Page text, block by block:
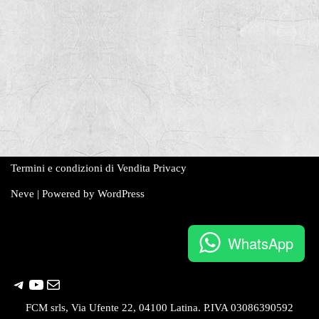
Termini e condizioni di Vendita Privacy
Neve | Powered by WordPress
WhatsApp
FCM srls, Via Ufente 22, 04100 Latina. P.IVA 03086390592